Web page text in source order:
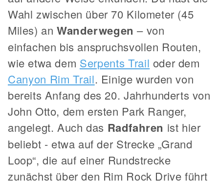
Wahl zwischen über 70 Kilometer (45
Miles) anWanderwegen – von
einfachen bis anspruchsvollen Routen,
wie etwa dem Serpents Trail oder dem
Canyon Rim Trail. Einige wurden von
bereits Anfang des 20. Jahrhunderts von
John Otto, dem ersten Park Ranger,
angelegt. Auch das Radfahren ist hier
beliebt - etwa auf der Strecke „Grand
Loop“, die auf einer Rundstrecke
zunächst über den Rim Rock Drive führt